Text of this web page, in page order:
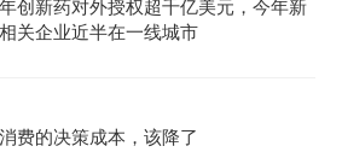
年创新药对外授权超千亿美元，今年新
关企业近半在一线城市
费的决策成本，该降了